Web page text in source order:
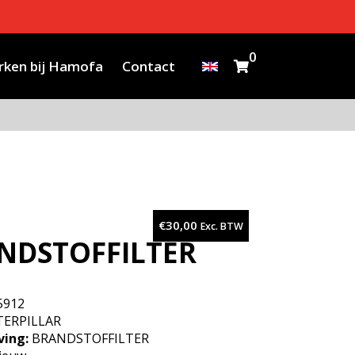
bij Hamofa Contact
0
€30,00 Exc. BTW
BRANDSTOFFILTER